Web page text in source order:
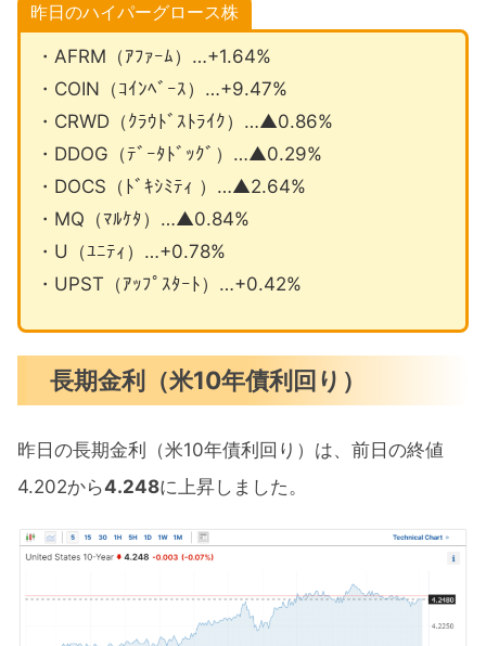
昨日のハイパーグロース株
・AFRM（ｱﾌｧｰﾑ）…+1.64%
・COIN（ｺｲﾝﾍﾞｰｽ）…+9.47%
・CRWD（ｸﾗｳﾄﾞｽﾄﾗｲｸ）…▲0.86%
・DDOG（ﾃﾞｰﾀﾄﾞｯｸﾞ）…▲0.29%
・DOCS（ﾄﾞｷｼﾐﾃｨ ）…▲2.64%
・MQ（ﾏﾙｹﾀ）…▲0.84%
・U（ﾕﾆﾃｨ）…+0.78%
・UPST（ｱｯﾌﾟｽﾀｰﾄ）…+0.42%
長期金利（米10年債利回り）
昨日の長期金利（米10年債利回り）は、前日の終値
4.202から4.248に上昇しました。